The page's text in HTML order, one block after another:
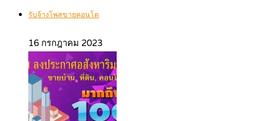
รับจ้างโพสขายคอนโด
16 กรกฎาคม 2023